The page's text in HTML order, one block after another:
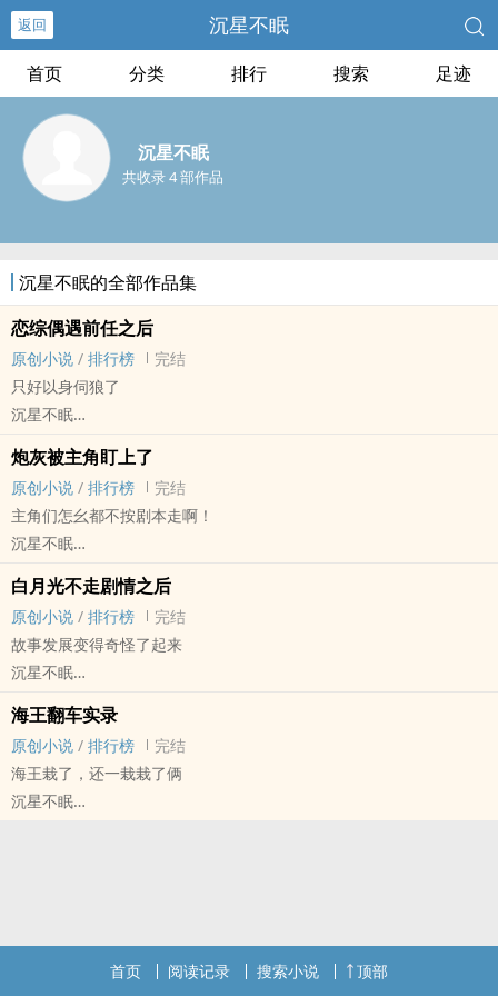
返回 沉星不眠
首页 分类 排行 搜索 足迹
沉星不眠
共收录 4 部作品
沉星不眠的全部作品集
恋综偶遇前任之后
原创小说 / 排行榜
完结
只好以身伺狼了
沉星不眠
原创小说 - BL - 中篇 - 完结
现代 - HE - ABO - 娱乐圈
冷心冷肺大‍‍‌美‍人‌‍被前任们狠狠吃掉的故事
np，万人迷受
炮灰被主角盯上了
原创小说 / 排行榜
完结
主角们怎幺都不按剧本走啊！
沉星不眠
原创小说 - BL - 短篇 - 完结
现代 - HE - 小甜饼 - 娱乐圈
炮灰因为车祸觉醒了意识，知道了自己所处的世界是一本书，主要标
签是np，强取豪夺，虐恋情深。
而他是书里一个戏份不多的炮灰攻。
只是主角们怎幺都像饿极了的狼一样盯上了他呢？！
np，万人迷受，无脑苏爽
白月光不走剧情之后
原创小说 / 排行榜
完结
故事发展变得奇怪了起来
沉星不眠
原创小说 - BL - 中篇 - 完结
现代 - HE - 小甜饼 - ‎‎‌1‎‍‌v‍‎1‌‎
你是一个即将回国的白月光
炮灰白月光
按照剧情发展你的结局不太好看
海王翻车实录
原创小说 / 排行榜
完结
海王栽了，还一栽栽了俩
沉星不眠
首页
阅读记录 搜索小说 顶部